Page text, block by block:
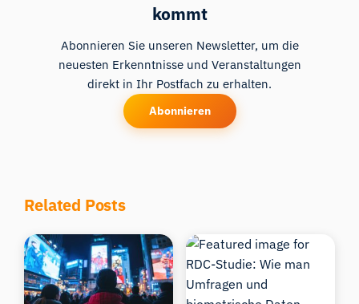
kommt
Abonnieren Sie unseren Newsletter, um die
neuesten Erkenntnisse und Veranstaltungen
direkt in Ihr Postfach zu erhalten.
Abonnieren
Related Posts